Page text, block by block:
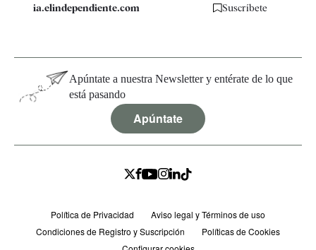
ia.elindependiente.com Suscríbete
Apúntate a nuestra Newsletter y entérate de lo que
está pasando
Apúntate
Política de Privacidad
Aviso legal y Términos de uso
Condiciones de Registro y Suscripción
Políticas de Cookies